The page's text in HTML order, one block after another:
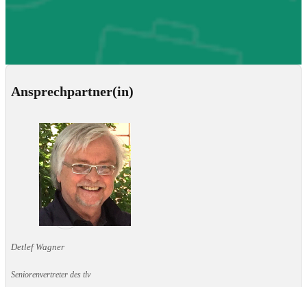
Ansprechpartner(in)
Detlef Wagner
Seniorenvertreter des tlv